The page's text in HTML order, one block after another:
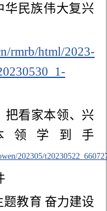
华民族伟大复兴
rmrb/html/2023-
把看家本领、兴
领学到手
202305/
教育 奋力建设